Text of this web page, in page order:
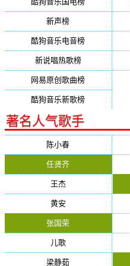
新声榜
酷狗音乐电音榜
新说唱热歌榜
网易原创歌曲榜
酷狗音乐新歌榜
著名人气歌手
陈小春
任贤齐
王杰
黄安
张国荣
儿歌
梁静茹